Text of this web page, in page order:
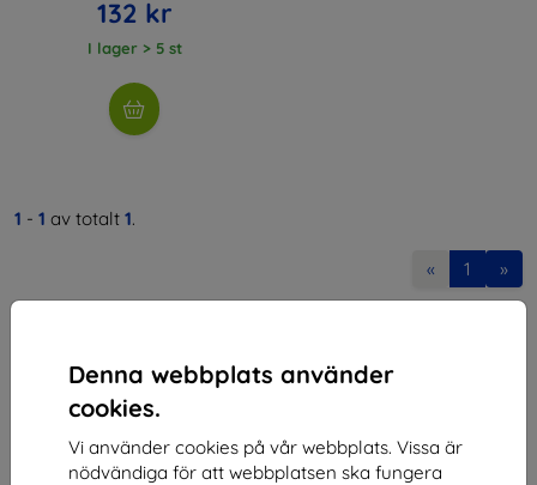
Denna webbplats använder
cookies.
Vi använder cookies på vår webbplats. Vissa är
nödvändiga för att webbplatsen ska fungera
132 kr
I lager > 5 st
1 - 1 av totalt 1.
« 1 »
Shield-SK s.r.o.